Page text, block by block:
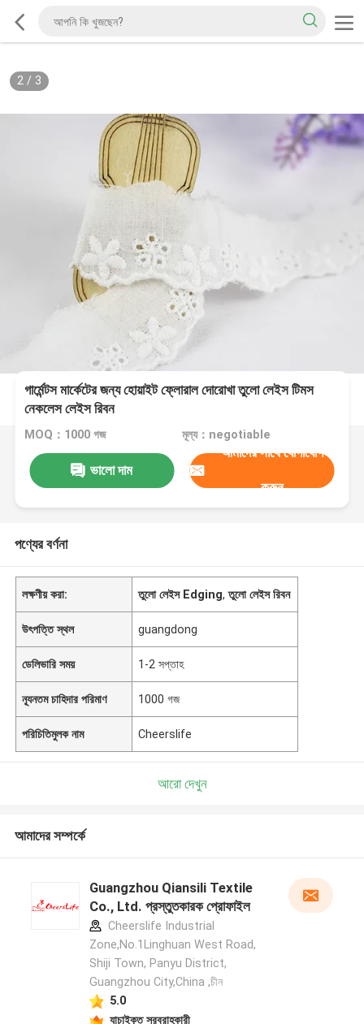
2/ 3
গার্মেন্টস মার্কেটের জন্য হোয়াইট ফ্লোরাল দোরোখা তুলো লেইস টিমস
নেকলেস লেইস রিবন
MOQ：1000 গজ মূল্য：negotiable
ভালো দাম
আমাদের সাথে যোগাযোগ
করুন
পণ্যের বর্ণনা
লক্ষণীয় করা: তুলো লেইস Edging,তুলো লেইস রিবন
উৎপত্তি স্থল guangdong
ডেলিভারি সময় 1-2 সপ্তাহ
ন্যূনতম চাহিদার পরিমাণ 1000 গজ
পরিচিতিমুলক নাম Cheerslife
আরো দেখুন
আমাদের সম্পর্কে
Guangzhou Qiansili Textile
Co., Ltd. প্রস্তুতকারক প্রোফাইল
Cheerslife Industrial
Zone,No.1Linghuan West Road,
Shiji Town, Panyu District,
Guangzhou City,China ,চীন
5.0
যাচাইকৃত সরবরাহকারী